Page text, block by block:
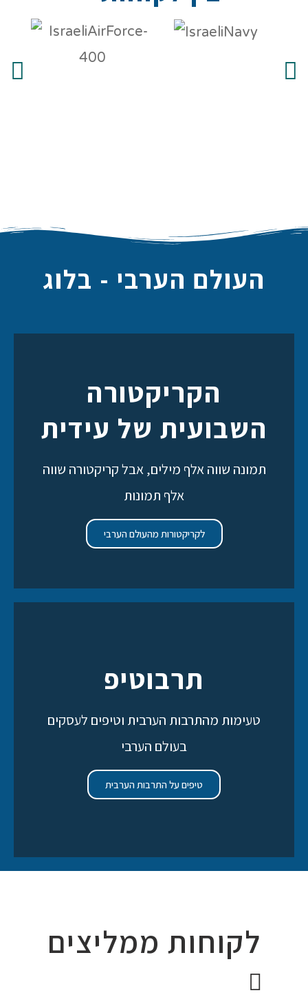
העולם הערבי - בלוג
הקריקטורה
השבועית של עידית
תמונה שווה אלף מילים, אבל קריקטורה שווה
אלף תמונות
לקריקטורות מהעולם הערבי
תרבוטיפ
טעימות מהתרבות הערבית וטיפים לעסקים
בעולם הערבי
טיפים על התרבות הערבית
לקוחות ממליצים